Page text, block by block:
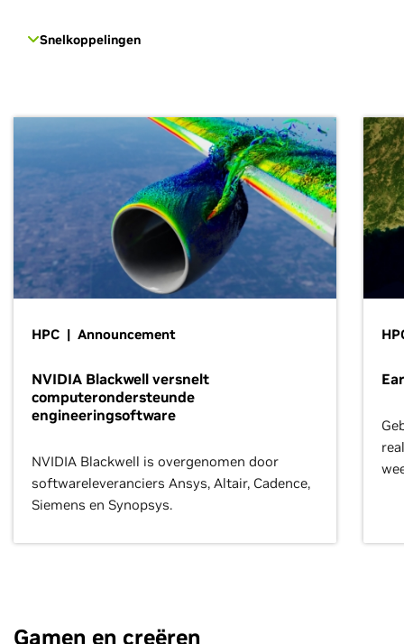
Snelkoppelingen
HPC | Announcement
NVIDIA Blackwell versnelt
computerondersteunde
engineeringsoftware
NVIDIA Blackwell is overgenomen door
softwareleveranciers Ansys, Altair, Cadence,
Siemens en Synopsys.
Gamen en creëren